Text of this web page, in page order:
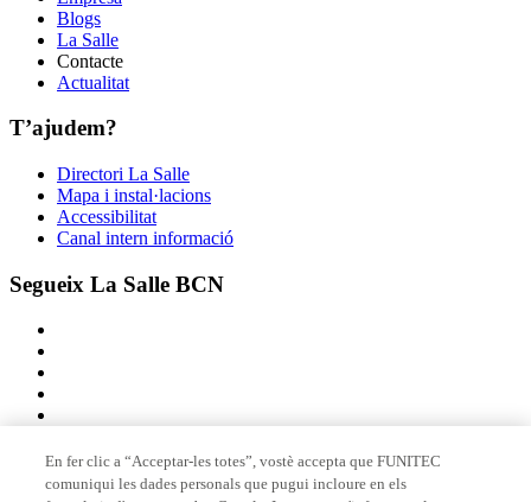
Blogs
La Salle
Contacte
Actualitat
T’ajudem?
Directori La Salle
Mapa i instal·lacions
Accessibilitat
Canal intern informació
Segueix La Salle BCN
En fer clic a “Acceptar-les totes”, vostè accepta que FUNITEC
comuniqui les dades personals que pugui incloure en els